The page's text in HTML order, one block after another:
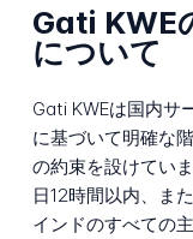
Gati KWE
について
Gati KWEは国内サ
に基づいて明確な
の約束を設けてい
日12時間以内、ま
インドのすべての